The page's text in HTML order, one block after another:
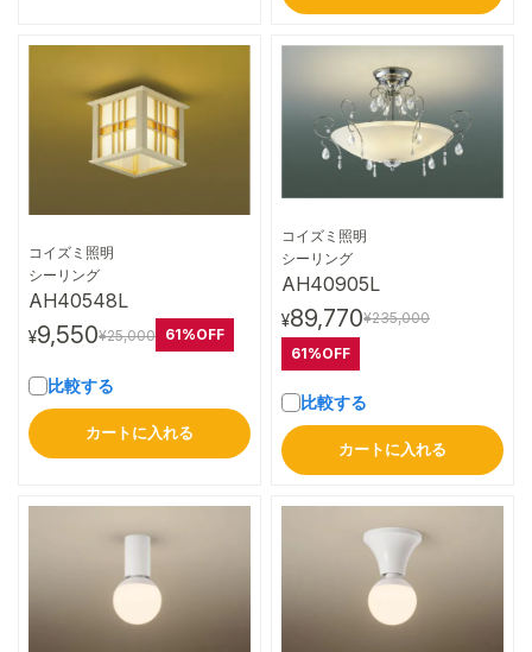
コイズミ照明
シーリング
AH40548L
¥9,550¥25,000 61%OFF
比較する
カートに入れる
コイズミ照明
シーリング
AH40905L
¥89,770¥235,000
61%OFF
比較する
カートに入れる